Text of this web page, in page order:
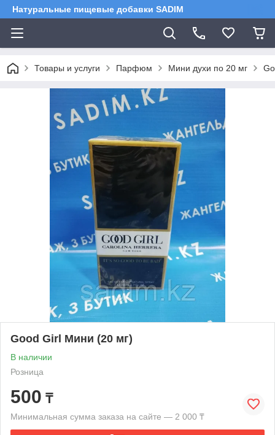
Натуральные пищевые добавки SADIM
Товары и услуги Парфюм Мини духи по 20 мг
Good Girl Мини (20 мг)
В наличии
Розница
500 ₸
Минимальная сумма заказа на сайте — 2 000 ₸